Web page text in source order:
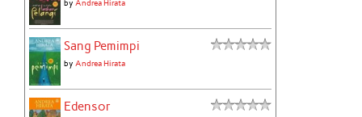
byAndrea Hirata
Sang Pemimpi
byAndrea Hirata
Edensor